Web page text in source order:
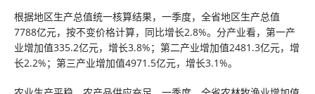
根据地区生产总值统一核算结果，一季度，全省地区生产总值
7788亿元，按不变价格计算，同比增长2.8%。分产业看，第一产
业增加值335.2亿元，增长3.8%；第二产业增加值2481.3亿元，增
长2.2%；第三产业增加值4971.5亿元，增长3.1%。